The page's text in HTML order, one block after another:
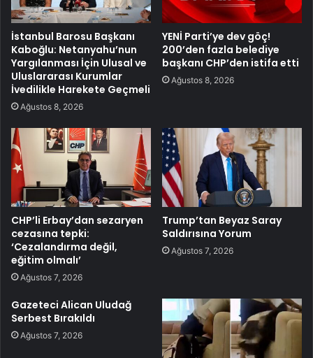
İstanbul Barosu Başkanı
Kaboğlu: Netanyahu’nun
Yargılanması İçin Ulusal ve
Uluslararası Kurumlar
İvedilikle Harekete Geçmeli
Ağustos 8, 2026
YENİ Parti’ye dev göç!
200’den fazla belediye
başkanı CHP’den istifa etti
Ağustos 8, 2026
CHP’li Erbay’dan sezaryen
cezasına tepki:
‘Cezalandırma değil,
eğitim olmalı’
Ağustos 7, 2026
Trump’tan Beyaz Saray
Saldırısına Yorum
Ağustos 7, 2026
Gazeteci Alican Uludağ
Serbest Bırakıldı
Ağustos 7, 2026